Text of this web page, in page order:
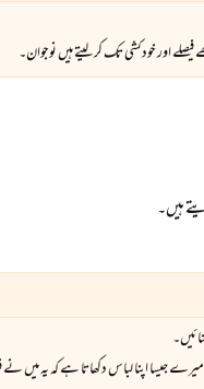
اور خودکشی تک کر لیتے ہیں نوجوان۔
ہیں۔
میرے جیسا اپنا لباس دکھاتا ہے کہ